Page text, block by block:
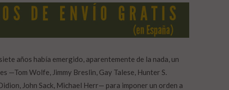
años había emergido, aparentemente de la nada, un
—Tom Wolfe, Jimmy Breslin, Gay Talese, Hunter S.
John Sack, Michael Herr— para imponer un orden a